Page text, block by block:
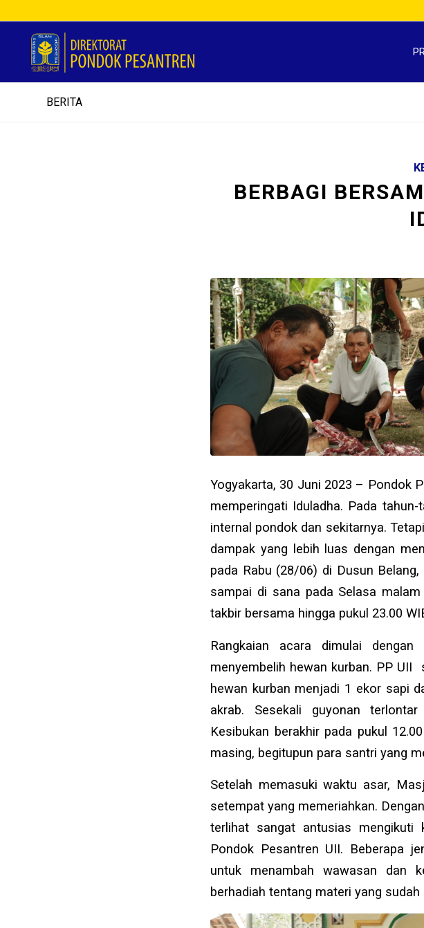
BERITA
BERBAGI
Yogyakarta, 30 Juni 2023 – Pondok
memperingati Iduladha. Pada
internal pondok dan sekitarnya.
dampak yang lebih luas dengan
pada Rabu (28/06) di Dusun
sampai di sana pada Selasa
takbir bersama hingga pukul 23.00
Rangkaian acara dimulai
menyembelih hewan kurban. PP UII
hewan kurban menjadi 1 ekor sapi
akrab. Sesekali guyonan
Kesibukan berakhir pada pukul
masing, begitupun para santri yang
Setelah memasuki waktu asar,
setempat yang memeriahkan.
terlihat sangat antusias mengikuti
Pondok Pesantren UII. Beberapa
untuk menambah wawasan dan
berhadiah tentang materi yang sudah